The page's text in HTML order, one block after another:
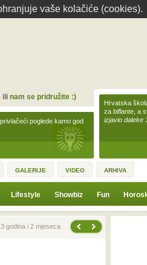
vaše kolačiće (cookies).
poglede kamo god
ili nam se pridružite :)
Hrvatska
za biflante, a
izjavio daleke
GALERIJE VIDEO ARHIVA
Lifestyle Showbiz Fun
godina i 2 mjeseca